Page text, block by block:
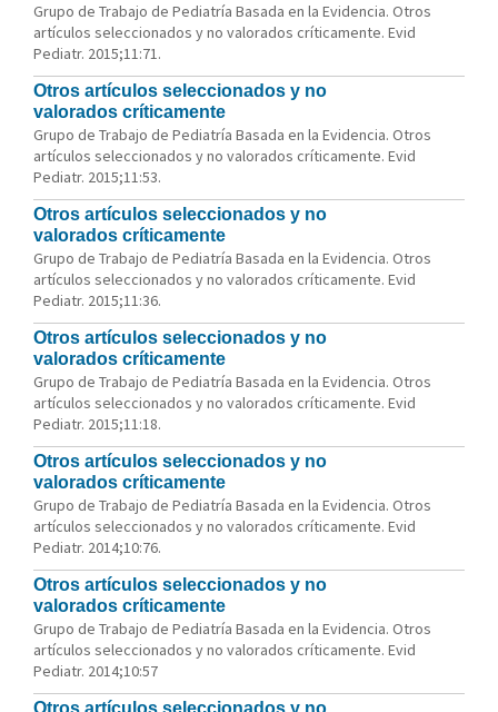
Grupo de Trabajo de Pediatría Basada en la Evidencia. Otros
artículos seleccionados y no valorados críticamente. Evid
Pediatr. 2015;11:71.
Otros artículos seleccionados y no
valorados críticamente
Grupo de Trabajo de Pediatría Basada en la Evidencia. Otros
artículos seleccionados y no valorados críticamente. Evid
Pediatr. 2015;11:53.
Otros artículos seleccionados y no
valorados críticamente
Grupo de Trabajo de Pediatría Basada en la Evidencia. Otros
artículos seleccionados y no valorados críticamente. Evid
Pediatr. 2015;11:36.
Otros artículos seleccionados y no
valorados críticamente
Grupo de Trabajo de Pediatría Basada en la Evidencia. Otros
artículos seleccionados y no valorados críticamente. Evid
Pediatr. 2015;11:18.
Otros artículos seleccionados y no
valorados críticamente
Grupo de Trabajo de Pediatría Basada en la Evidencia. Otros
artículos seleccionados y no valorados críticamente. Evid
Pediatr. 2014;10:76.
Otros artículos seleccionados y no
valorados críticamente
Grupo de Trabajo de Pediatría Basada en la Evidencia. Otros
artículos seleccionados y no valorados críticamente. Evid
Pediatr. 2014;10:57
Otros artículos seleccionados y no